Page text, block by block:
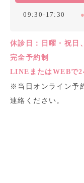
09:30-17:30 ●
休診日：日曜・祝日
完全予約制
LINEまたはWEBで
※当日オンライン予
連絡ください。